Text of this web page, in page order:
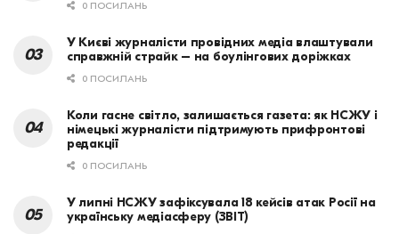
0 ПОСИЛАНЬ
У Києві журналісти провідних медіа влаштували
справжній страйк – на боулінгових доріжках
0 ПОСИЛАНЬ
Коли гасне світло, залишається газета: як НСЖУ і
німецькі журналісти підтримують прифронтові
редакції
0 ПОСИЛАНЬ
У липні НСЖУ зафіксувала 18 кейсів атак Росії на
українську медіасферу (ЗВІТ)